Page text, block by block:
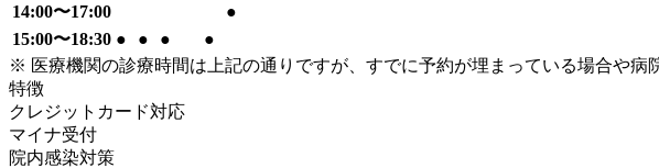
14:00〜17:00
●
15:00〜18:30 ● ● ●
●
※ 医療機関の診療時間は上記の通りですが、すでに予約が埋まっている場合や
特徴
クレジットカード対応
マイナ受付
院内感染対策